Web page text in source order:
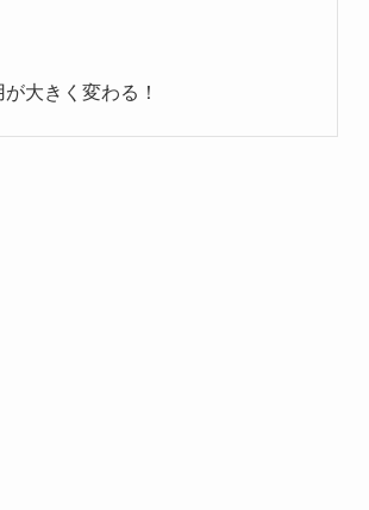
大きく変わる！